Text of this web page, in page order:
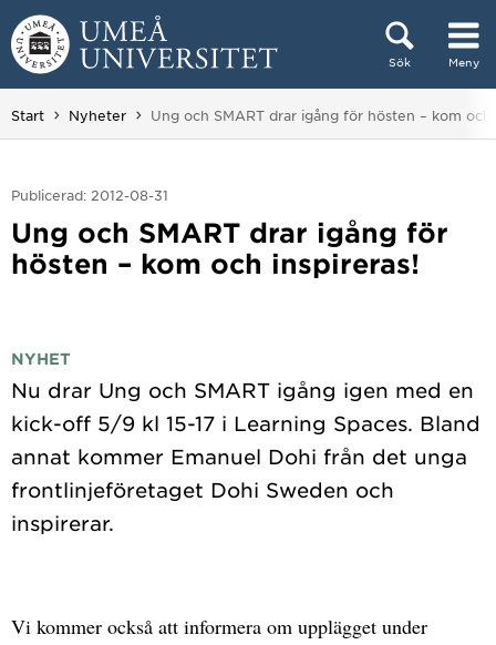
Hoppa direkt till innehållet
Sök Meny
Huvudmenyn dold.
Start Nyheter Du är här:
Ung och SMART drar igång för hösten – kom och
Publicerad: 2012-08-31
Ung och SMART drar igång för
hösten – kom och inspireras!
NYHET
Nu drar Ung och SMART igång igen med en
kick-off 5/9 kl 15-17 i Learning Spaces. Bland
annat kommer Emanuel Dohi från det unga
frontlinjeföretaget Dohi Sweden och
Vi kommer också att informera om upplägget under